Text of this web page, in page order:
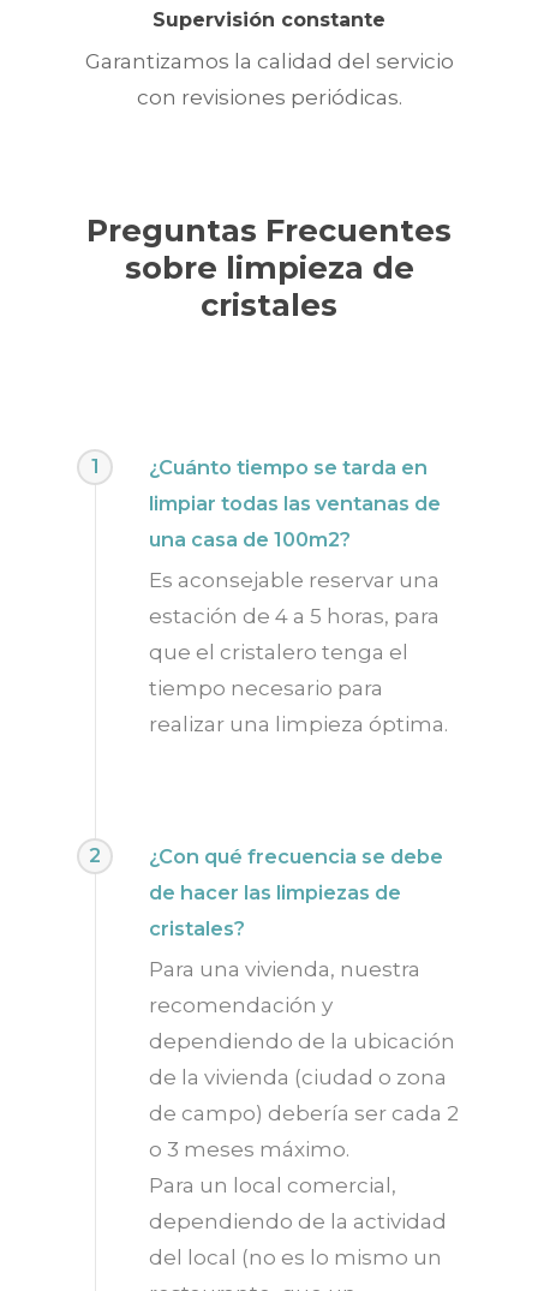
Supervisión constante
Garantizamos la calidad del servicio
con revisiones periódicas.
Preguntas Frecuentes
sobre limpieza de
cristales
1
¿Cuánto tiempo se tarda en
limpiar todas las ventanas de
una casa de 100m2?
Es aconsejable reservar una
estación de 4 a 5 horas, para
que el cristalero tenga el
tiempo necesario para
realizar una limpieza óptima.
2
¿Con qué frecuencia se debe
de hacer las limpiezas de
cristales?
Para una vivienda, nuestra
recomendación y
dependiendo de la ubicación
de la vivienda (ciudad o zona
de campo) debería ser cada 2
o 3 meses máximo.
Para un local comercial,
dependiendo de la actividad
del local (no es lo mismo un